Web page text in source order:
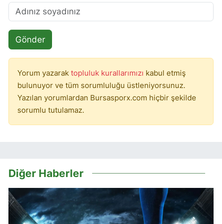
Gönder
Yorum yazarak topluluk kurallarımızı kabul etmiş
bulunuyor ve tüm sorumluluğu üstleniyorsunuz.
Yazılan yorumlardan Bursasporx.com hiçbir şekilde
sorumlu tutulamaz.
Diğer Haberler